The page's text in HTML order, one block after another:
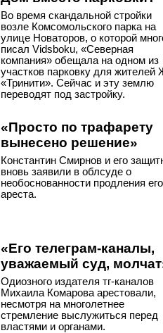
Во время скандальной стройки
возле Комсомольского парка на
улице Новаторов, о которой
писал Vidsboku, «Северная
компания» обещала на одном из
участков парковку для жителей
«Тринити». Сейчас и эту землю
переводят под застройку.
«Просто по трафарету
вынесено решение»
Константин Смирнов и его
вновь заявили в облсуде о
необоснованности продления его
ареста.
«Его телеграм-каналы,
уважаемый суд,
Одиозного издателя тг-каналов
Михаила Комарова арестовали,
несмотря на многолетнее
стремление выслужиться перед
властями и органами.